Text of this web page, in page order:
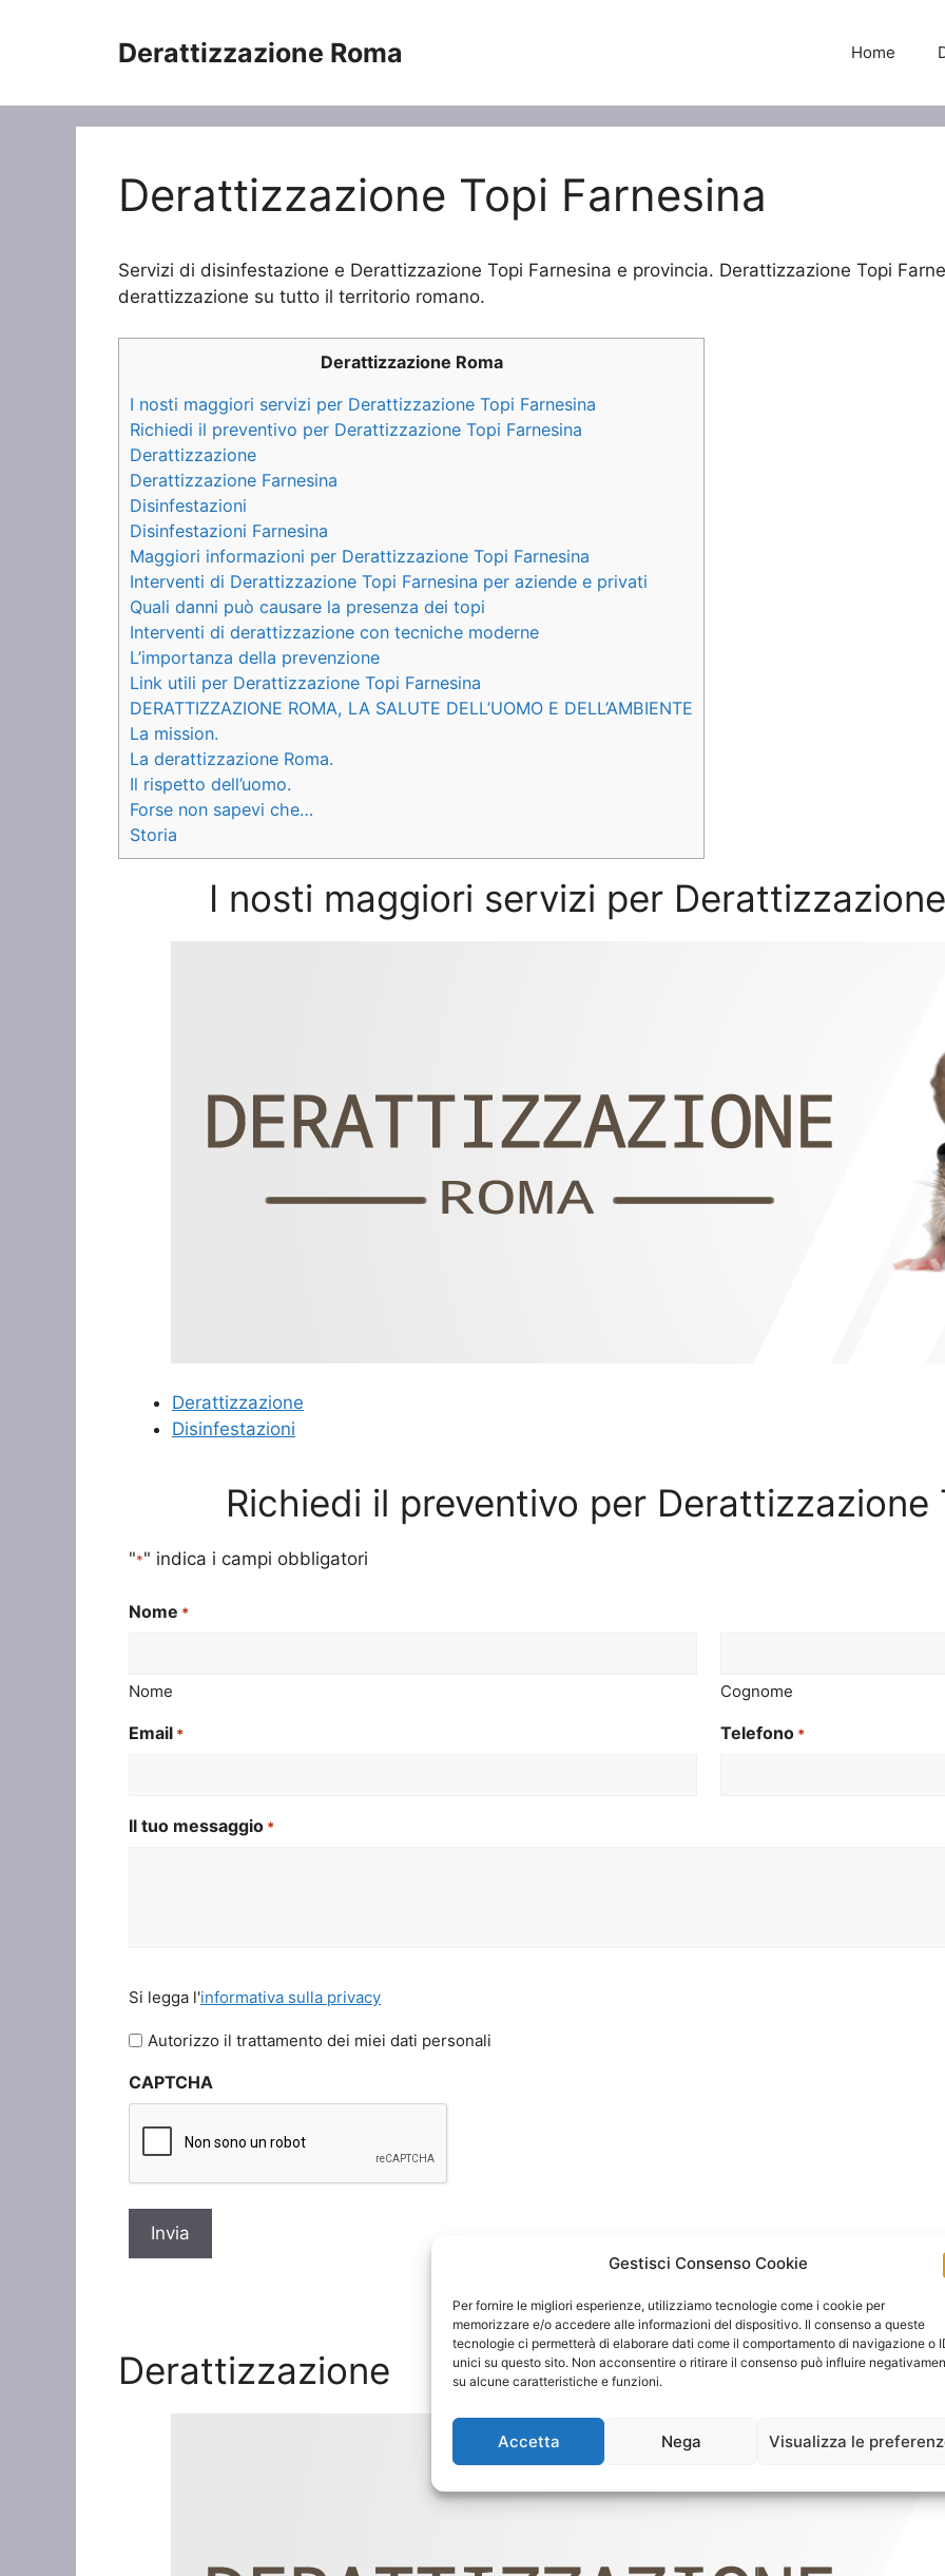
Gestisci Consenso Cookie
Per fornire le migliori esperienze, utilizziamo tecnologie come i cookie per
memorizzare e/o accedere alle informazioni del dispositivo. Il consenso a queste
tecnologie ci permetterà di elaborare dati come il comportamento di navigazione o
unici su questo sito. Non acconsentire o ritirare il consenso può influire
su alcune caratteristiche e funzioni.
Accetta Nega Visualizza le
Derattizzazione Roma Home
Derattizzazione Topi Farnesina
Servizi di disinfestazione e Derattizzazione Topi Farnesina e provincia. Derattizzazione Topi
derattizzazione su tutto il territorio romano.
Derattizzazione Roma
I nosti maggiori servizi per Derattizzazione Topi Farnesina
Richiedi il preventivo per Derattizzazione Topi Farnesina
Derattizzazione
Derattizzazione Farnesina
Disinfestazioni
Disinfestazioni Farnesina
Maggiori informazioni per Derattizzazione Topi Farnesina
Interventi di Derattizzazione Topi Farnesina per aziende e privati
Quali danni può causare la presenza dei topi
Interventi di derattizzazione con tecniche moderne
L’importanza della prevenzione
Link utili per Derattizzazione Topi Farnesina
DERATTIZZAZIONE ROMA, LA SALUTE DELL’UOMO E DELL’AMBIENTE
La mission.
La derattizzazione Roma.
Il rispetto dell’uomo.
Forse non sapevi che…
Storia
I nosti maggiori servizi per
Derattizzazione
Disinfestazioni
Richiedi il preventivo per Derattizzazione
"*" indica i campi obbligatori
Nome *
Nome Cognome
Email * Telefono *
Il tuo messaggio *
legga
l'informativa
privacy
Si legga l'informativa sulla privacy
Autorizzo il trattamento dei miei dati personali
CAPTCHA
Derattizzazione